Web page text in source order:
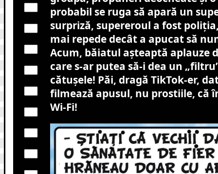
probabil se ruga să apară un
surpriză, supereroul a fost
mai repede decât a apucat să
Acum, băiatul așteaptă aplauze
care s-ar putea să-i dea un
cătușele! Păi, dragă TikTok-er,
filmează apusul, nu prostiile, că
Wi-Fi!